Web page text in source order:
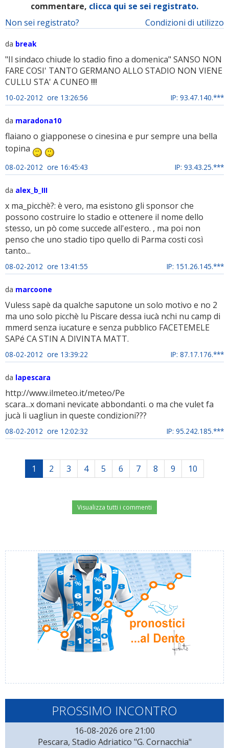
commentare, clicca qui se sei registrato.
Condizioni di utilizzo
Non sei registrato?
da break
"Il sindaco chiude lo stadio fino a domenica" SANSO NON
FARE COSI' TANTO GERMANO ALLO STADIO NON VIENE
CULLU STA' A CUNEO !!!!
10-02-2012 ore 13:26:56 IP: 93.47.140.***
da maradona10
flaiano o giapponese o cinesina e pur sempre una bella
topina
08-02-2012 ore 16:45:43 IP: 93.43.25.***
da alex_b_III
x ma_picchè?: è vero, ma esistono gli sponsor che
possono costruire lo stadio e ottenere il nome dello
stesso, un pò come succede all'estero. , ma poi non
penso che uno stadio tipo quello di Parma costi così
tanto...
08-02-2012 ore 13:41:55 IP: 151.26.145.***
da marcoone
Vuless sapè da qualche saputone un solo motivo e no 2
ma uno solo picchè lu Piscare dessa iucà nchi nu camp di
mmerd senza iucature e senza pubblico FACETEMELE
SAPé CA STIN A DIVINTA MATT.
08-02-2012 ore 13:39:22 IP: 87.17.176.***
da lapescara
http://www.ilmeteo.it/meteo/Pe
scara...x domani nevicate abbondanti. o ma che vulet fa
jucà li uagliun in queste condizioni???
08-02-2012 ore 12:02:32 IP: 95.242.185.***
1 2 3 4 5 6 7 8 9 10
Visualizza tutti i commenti
PROSSIMO INCONTRO
16-08-2026 ore 21:00
Pescara, Stadio Adriatico "G. Cornacchia"